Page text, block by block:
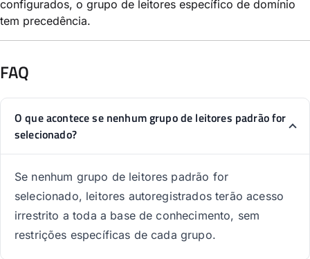
configurados, o grupo de leitores específico de domínio
tem precedência.
FAQ
O que acontece se nenhum grupo de leitores padrão for
selecionado?
Se nenhum grupo de leitores padrão for
selecionado, leitores autoregistrados terão acesso
irrestrito a toda a base de conhecimento, sem
restrições específicas de cada grupo.